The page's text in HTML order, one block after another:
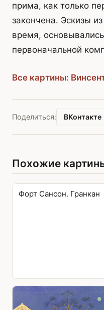
прима, как только
закончена. Эскизы
время,
первоначальной
Все картины:
Поделиться: ВКонтакте
Похожие
Форт Сансон. Гранкан